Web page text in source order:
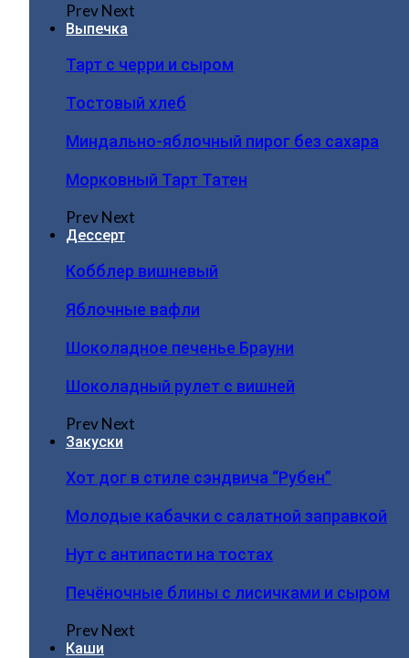
PrevNext
Выпечка
Тарт с черри и сыром
Тостовый хлеб
Миндально-яблочный пирог без сахара
Морковный Тарт Татен
PrevNext
Дессерт
Кобблер вишневый
Яблочные вафли
Шоколадное печенье Брауни
Шоколадный рулет с вишней
PrevNext
Закуски
Хот дог в стиле сэндвича “Рубен”
Молодые кабачки с салатной заправкой
Нут с антипасти на тостах
Печёночные блины с лисичками и сыром
PrevNext
Каши